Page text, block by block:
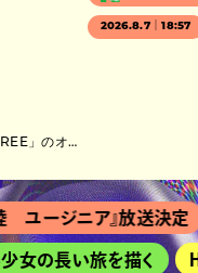
2026.8.7｜18:57
ら皆で共有できる場所を作る
ジニア』放送決定
の長い旅を描く